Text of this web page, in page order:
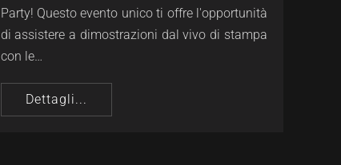
Party! Questo evento unico ti offre l'opportunità
di assistere a dimostrazioni dal vivo di stampa
con le…
Dettagli...